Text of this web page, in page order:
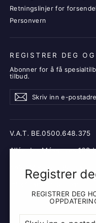
Registrer
REGISTRER DEG
SKRIV
INN
ABONNER
Retningslinjer for
Personvern
REGISTRER DEG
Abonner for å få
tilbud.
Skriv
inn
e-
AbonnerAbonner
V.A.T. BE.0500.648.375
Allée des Mésanges 108
info@cable-ride.com